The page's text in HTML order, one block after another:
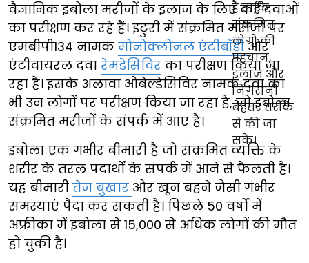
वैज्ञानिक इबोला मरीजों के इलाज के लिए कई दवाओं
का परीक्षण कर रहे हैं। इटुरी में संक्रमित मरीजों पर
एमबीपी134 नामक मोनोक्लोनल एंटीबॉडीऔर
एंटीवायरल दवा रेमडेसिविर का परीक्षण किया जा
रहा है। इसके अलावा ओबेल्डेसिविर नामक दवा का
भी उन लोगों पर परीक्षण किया जा रहा है, जो इबोला
संक्रमित मरीजों के संपर्क में आए हैं।
इबोला एक गंभीर बीमारी है जो संक्रमित व्यक्ति के
शरीर के तरल पदार्थों के संपर्क में आने से फैलती है।
यह बीमारी तेज बुखार और खून बहने जैसी गंभीर
समस्याएं पैदा कर सकती है। पिछले 50 वर्षों में
अफ्रीका में इबोला से 15,000 से अधिक लोगों की मौत
हो चुकी है।